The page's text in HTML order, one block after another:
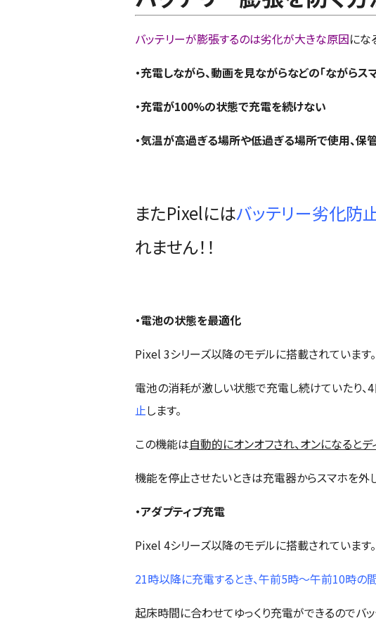
バッテリーが膨張するのは劣化が大きな原因にな
・充電しながら、動画を見ながらなどの「ながらス
・充電が100%の状態で充電を続けない
・気温が高過ぎる場所や低過ぎる場所で使用、保
またPixelにはバッテリー劣化防
れません！！
・電池の状態を最適化
Pixel 3シリーズ以降のモデルに搭載されています。
電池の消耗が激しい状態で充電し続けていたり
止します。
この機能は自動的にオンオフされ、オンになると
機能を停止させたいときは充電器からスマホを外
・アダプティブ充電
Pixel 4シリーズ以降のモデルに搭載されています。
21時以降に充電するとき、午前5時〜午前10時
起床時間に合わせてゆっくり充電ができるのでバ